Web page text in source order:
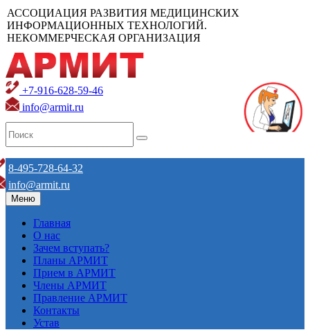
АССОЦИАЦИЯ РАЗВИТИЯ МЕДИЦИНСКИХ
ИНФОРМАЦИОННЫХ ТЕХНОЛОГИЙ.
НЕКОММЕРЧЕСКАЯ ОРГАНИЗАЦИЯ
+7-916-628-59-46
info@armit.ru
8-495-728-64-32
info@armit.ru
Меню
Главная
О нас
Зачем вступать?
Планы АРМИТ
Прием в АРМИТ
Члены АРМИТ
Правление АРМИТ
Контакты
Устав